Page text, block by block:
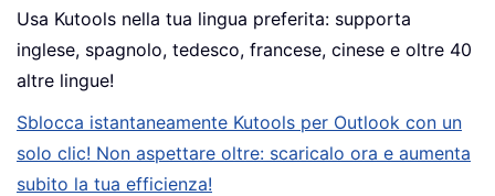
Usa Kutools nella tua lingua preferita: supporta
inglese, spagnolo, tedesco, francese, cinese e oltre 40
altre lingue!
Sblocca istantaneamente Kutools per Outlook con un
solo clic! Non aspettare oltre: scaricalo ora e aumenta
subito la tua efficienza!